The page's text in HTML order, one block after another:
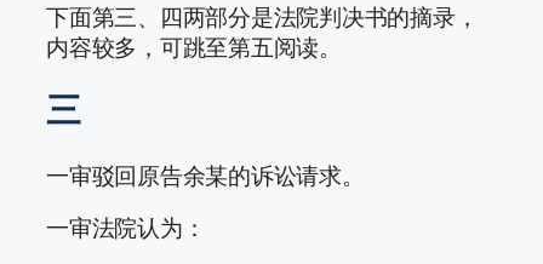
下面第三、四两部分是法院判决书的摘录，
内容较多，可跳至第五阅读。
三
一审驳回原告余某的诉讼请求。
一审法院认为：